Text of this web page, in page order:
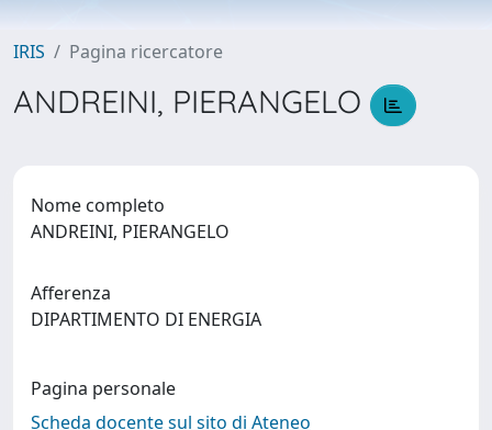
IRIS Pagina ricercatore
ANDREINI, PIERANGELO
Nome completo
ANDREINI, PIERANGELO
Afferenza
DIPARTIMENTO DI ENERGIA
Pagina personale
Scheda docente sul sito di Ateneo